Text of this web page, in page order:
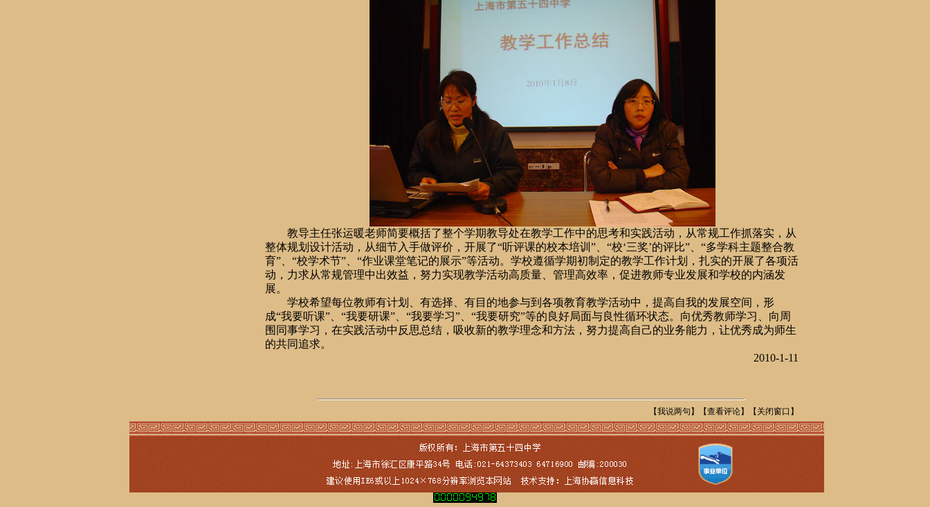
教导主任张运暖老师简要概括了整个学期教导处在教学工作中的思考和实践活动，从常规工作抓落实，从
整体规划设计活动，从细节入手做评价，开展了“听评课的校本培训”、“校‘三奖’的评比”、“多学科主题整合教
育”、“校学术节”、“作业课堂笔记的展示”等活动。学校遵循学期初制定的教学工作计划，扎实的开展了各项活
动，力求从常规管理中出效益，努力实现教学活动高质量、管理高效率，促进教师专业发展和学校的内涵发
展。
学校希望每位教师有计划、有选择、有目的地参与到各项教育教学活动中，提高自我的发展空间，形
成“我要听课”、“我要研课”、“我要学习”、“我要研究”等的良好局面与良性循环状态。向优秀教师学习、向周
围同事学习，在实践活动中反思总结，吸收新的教学理念和方法，努力提高自己的业务能力，让优秀成为师生
的共同追求。
2010-1-11
【我说两句 】【查看评论】【 关闭窗口 】